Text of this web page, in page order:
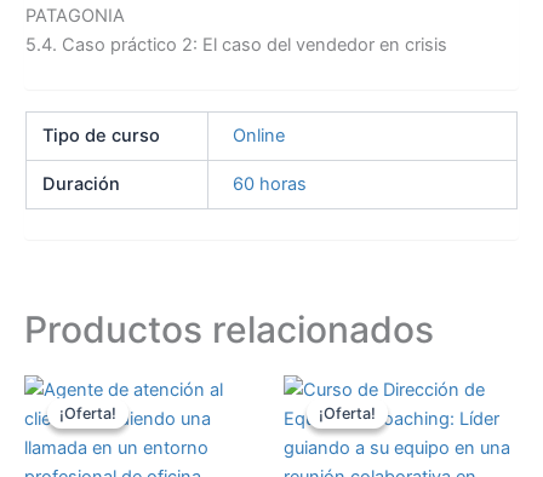
PATAGONIA
5.4. Caso práctico 2: El caso del vendedor en crisis
Tipo de curso Online
Duración 60 horas
Productos relacionados
¡Oferta!
¡Oferta!
El
precio
original
era:
96,25 €.
El
actual
es:
77,00 €.
¡Oferta!
¡Oferta!
El
precio
original
era:
106,25 €.
El
actual
es:
85,00 €.